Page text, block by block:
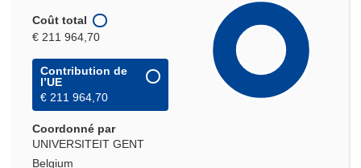
Coût total
€ 211 964,70
Contribution de
l’UE
€ 211 964,70
Coordonné par
UNIVERSITEIT GENT
Belgium